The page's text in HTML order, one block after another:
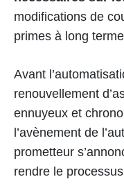
modifications de
primes à long
Avant
renouvellement
ennuyeux et
l’avènement de
prometteur
rendre le